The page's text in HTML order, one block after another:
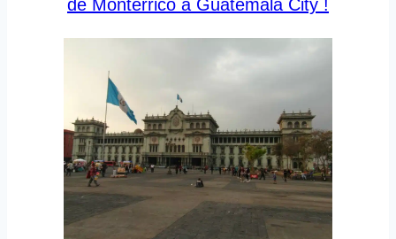
de Monterrico à Guatemala City !